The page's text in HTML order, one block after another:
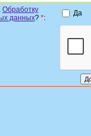
Обработку
данных? *:
Да